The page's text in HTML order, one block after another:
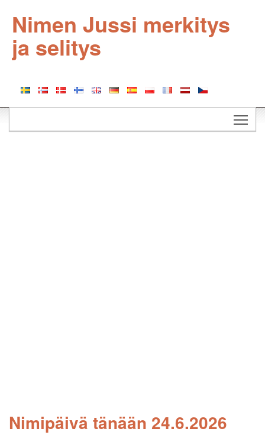
Nimen Jussi merkitys
ja selitys
Nimipäivä tänään 24.6.2026